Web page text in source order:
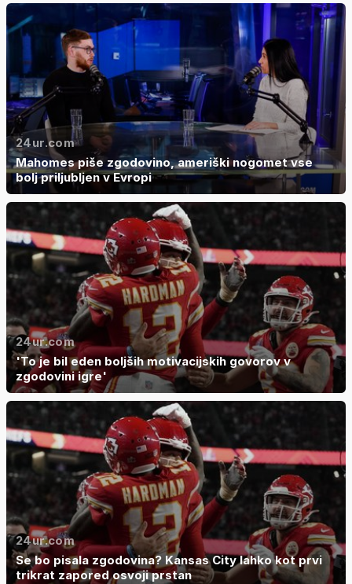
24ur.com
Mahomes piše zgodovino, ameriški nogomet vse
bolj priljubljen v Evropi
24ur.com
'To je bil eden boljših motivacijskih govorov v
zgodovini igre'
24ur.com
Se bo pisala zgodovina? Kansas City lahko kot prvi
trikrat zapored osvoji prstan